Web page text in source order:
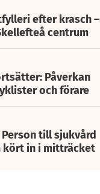
efter krasch –
centrum
Påverkan
och förare
Person till sjukvård
in i mitträcket